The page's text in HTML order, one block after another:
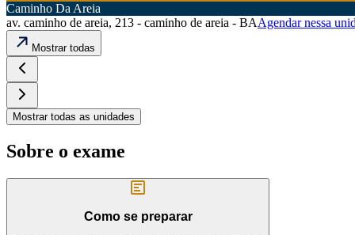
Caminho Da Areia
av. caminho de areia, 213 - caminho de areia - BAAgendar nessa
Mostrar todas
Mostrar todas as unidades
Sobre o exame
Como se preparar